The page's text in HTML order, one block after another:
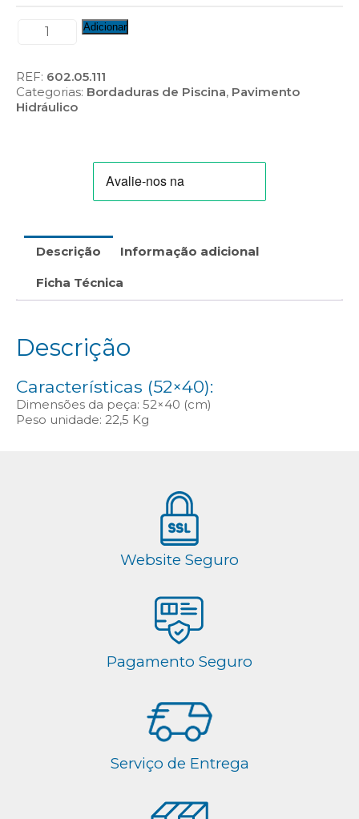
Quantidade
Côncavo
de
Piscina
Adicionar
REF: 602.05.111
Categorias: Bordaduras de Piscina, Pavimento
Hidráulico
Descrição Informação adicional
Ficha Técnica
Descrição
Características (52×40):
Dimensões da peça: 52×40 (cm)
Peso unidade: 22,5 Kg
Website Seguro
Pagamento Seguro
Serviço de Entrega